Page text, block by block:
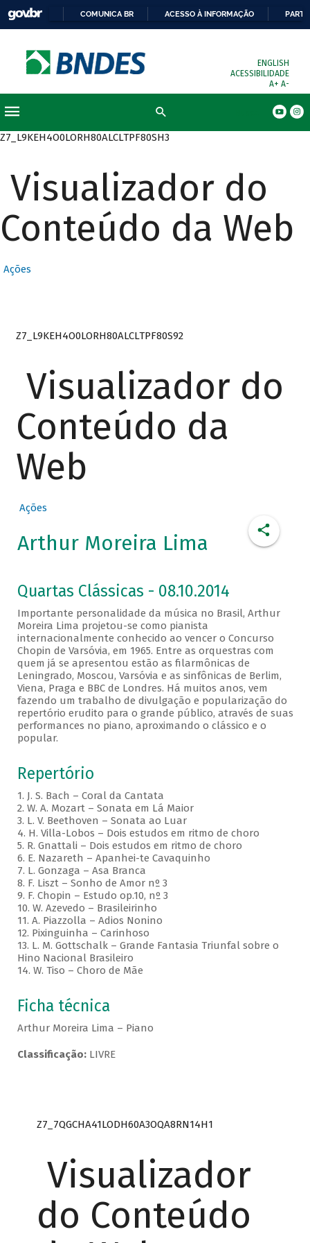
COMUNICA BR ACESSO À INFORMAÇÃO
ENGLISH
ACESSIBILIDADE
A+ A-
Z7_L9KEH4O0LORH80ALCLTPF80SH3
Visualizador do
Conteúdo da Web
Ações
Z7_L9KEH4O0LORH80ALCLTPF80S92
Visualizador do
Conteúdo da
Web
Ações
Arthur Moreira Lima
Quartas Clássicas - 08.10.2014
Importante personalidade da música no Brasil, Arthur
Moreira Lima projetou-se como pianista
internacionalmente conhecido ao vencer o Concurso
Chopin de Varsóvia, em 1965. Entre as orquestras com
quem já se apresentou estão as filarmônicas de
Leningrado, Moscou, Varsóvia e as sinfônicas de Berlim,
Viena, Praga e BBC de Londres. Há muitos anos, vem
fazendo um trabalho de divulgação e popularização do
repertório erudito para o grande público, através de suas
performances no piano, aproximando o clássico e o
popular.
Repertório
1. J. S. Bach – Coral da Cantata
2. W. A. Mozart – Sonata em Lá Maior
3. L. V. Beethoven – Sonata ao Luar
4. H. Villa-Lobos – Dois estudos em ritmo de choro
5. R. Gnattali – Dois estudos em ritmo de choro
6. E. Nazareth – Apanhei-te Cavaquinho
7. L. Gonzaga – Asa Branca
8. F. Liszt – Sonho de Amor nº 3
9. F. Chopin – Estudo op.10, nº 3
10. W. Azevedo – Brasileirinho
11. A. Piazzolla – Adios Nonino
12. Pixinguinha – Carinhoso
13. L. M. Gottschalk – Grande Fantasia Triunfal sobre o
Hino Nacional Brasileiro
14. W. Tiso – Choro de Mãe
Ficha técnica
Arthur Moreira Lima – Piano
Classificação:LIVRE
Z7_7QGCHA41LODH60A3OQA8RN14H1
Visualizador
do Conteúdo